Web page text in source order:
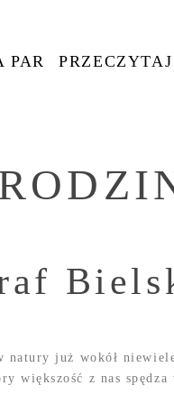
PAR PRZECZYTAJ
już wokół
większość z nas spędza